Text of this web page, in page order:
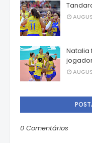
Natalia
0 Comentários